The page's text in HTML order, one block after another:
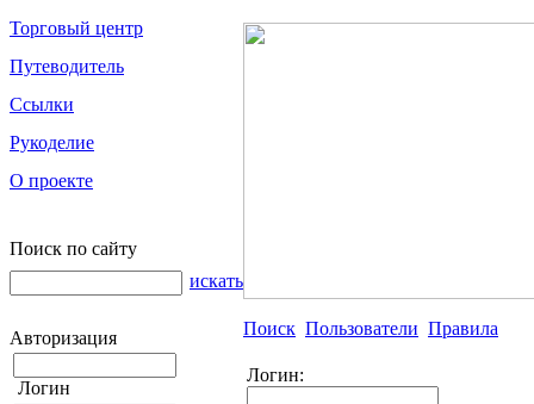
Торговый центр
Путеводитель
Ссылки
Рукоделие
О проекте
Поиск по сайту
искать
Авторизация
Логин
Поиск Пользователи Правила
Логин: